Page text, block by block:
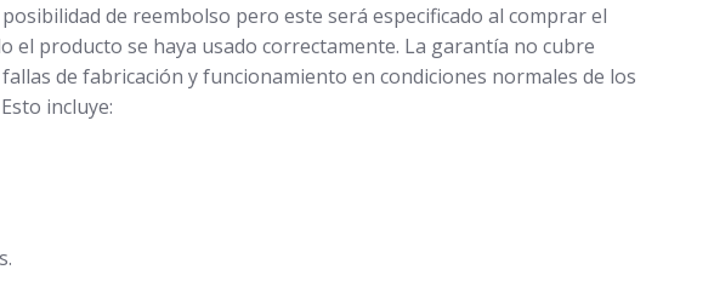
de reembolso pero este será especificado al comprar el
el producto se haya usado correctamente. La garantía no cubre
de fabricación y funcionamiento en condiciones normales de los
incluye: